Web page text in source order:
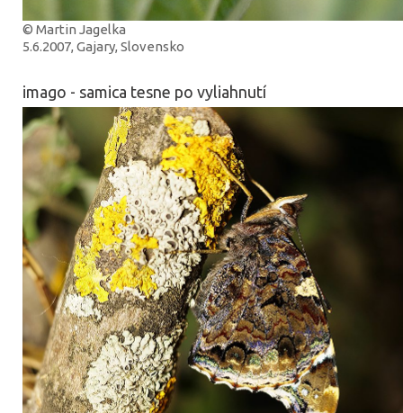
© Martin Jagelka
5.6.2007, Gajary, Slovensko
imago - samica tesne po vyliahnutí